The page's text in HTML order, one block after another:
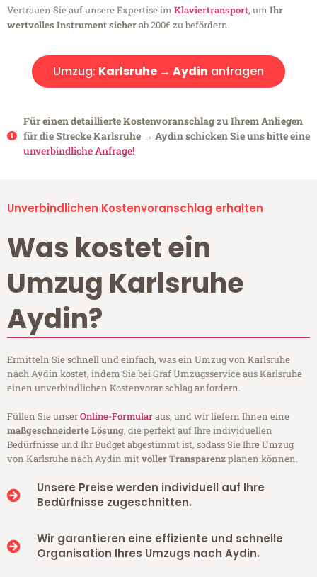
Vertrauen Sie auf unsere Expertise im Klaviertransport, um Ihr
wertvolles Instrument sicherab 200€ zu befördern.
Umzug: Karlsruhe → Aydin anfragen
Für einen detaillierte Kostenvoranschlag zu Ihrem Anliegen
für die Strecke Karlsruhe → Aydin schicken Sie uns bitte eine
unverbindliche Anfrage!
Unverbindlichen Kostenvoranschlag erhalten
Was kostet ein
Umzug Karlsruhe
Aydin?
Ermitteln Sie schnell und einfach, was ein Umzug von Karlsruhe
nach Aydin kostet, indem Sie bei Graf Umzugsservice aus Karlsruhe
einen unverbindlichen Kostenvoranschlag anfordern.
Füllen Sie unserOnline-Formularaus, und wir liefern Ihnen eine
maßgeschneiderte Lösung, die perfekt auf Ihre individuellen
Bedürfnisse und Ihr Budget abgestimmt ist, sodass Sie Ihre Umzug
von Karlsruhe nach Aydin mitvoller Transparenzplanen können.
Unsere Preise werden individuell auf Ihre
Bedürfnisse zugeschnitten.
Wir garantieren eine effiziente und schnelle
Organisation Ihres Umzugs nach Aydin.